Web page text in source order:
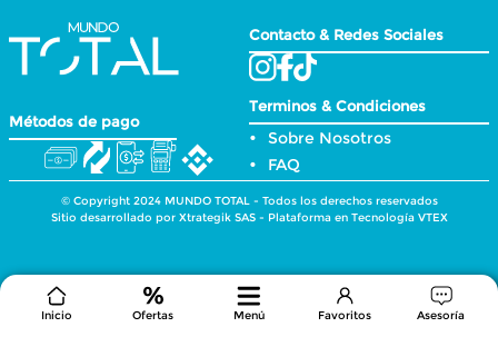
Inicio Ofertas Menú Favoritos Asesoría
Métodos de pago
Contacto & Redes Sociales
Terminos & Condiciones
Sobre Nosotros
FAQ
© Copyright 2024 MUNDO TOTAL - Todos los derechos reservados
Sitio desarrollado por Xtrategik SAS - Plataforma en Tecnología VTEX